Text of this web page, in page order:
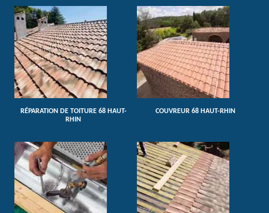
RÉPARATION DE TOITURE 68 HAUT-
RHIN
COUVREUR 68 HAUT-RHIN